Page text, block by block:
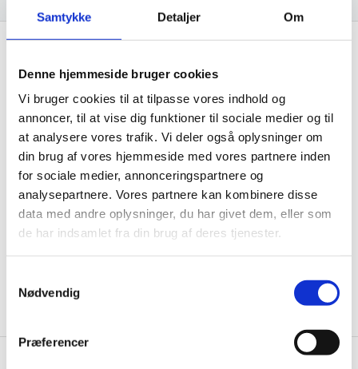
Samtykke Detaljer Om
Denne hjemmeside bruger cookies
Vi bruger cookies til at tilpasse vores indhold og
annoncer, til at vise dig funktioner til sociale medier og til
at analysere vores trafik. Vi deler også oplysninger om
din brug af vores hjemmeside med vores partnere inden
for sociale medier, annonceringspartnere og
analysepartnere. Vores partnere kan kombinere disse
data med andre oplysninger, du har givet dem, eller som
de har indsamlet fra din brug af deres tjenester.
Nødvendig
Præferencer
Få de bedste tilbud først!
Husk at tilmelde dig vores nyhedsbrev og vær først
til de bedste tilbud. Og bare rolig, vi spammer dig
ikke, men sender kun relevante tilbud og
informationer til dig.